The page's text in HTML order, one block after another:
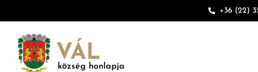
+36 (22)
VÁL
község honlapja